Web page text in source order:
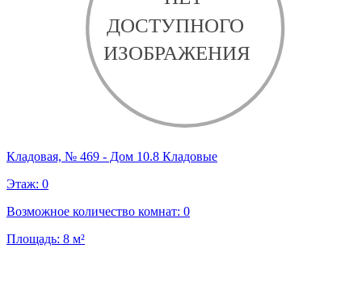
Кладовая, № 469 - Дом 10.8 Кладовые
Этаж: 0
Возможное количество комнат: 0
Площадь: 8 м²